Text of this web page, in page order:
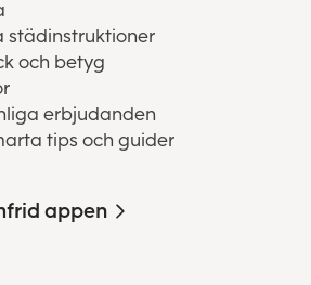
städinstruktioner
och betyg
erbjudanden
tips och guider
appen